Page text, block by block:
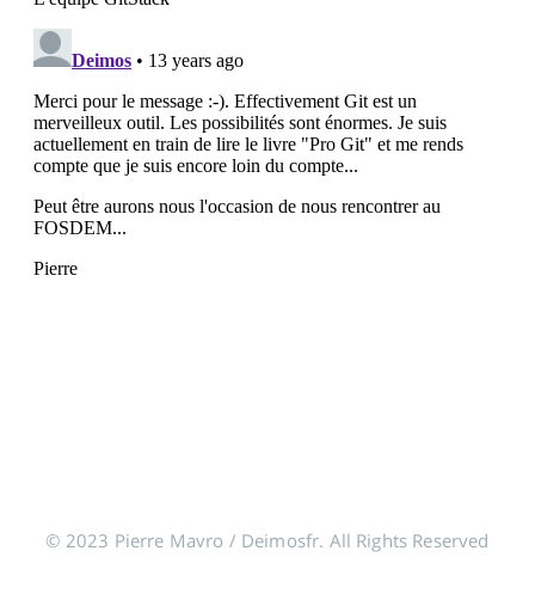
© 2023 Pierre Mavro / Deimosfr. All Rights Reserved